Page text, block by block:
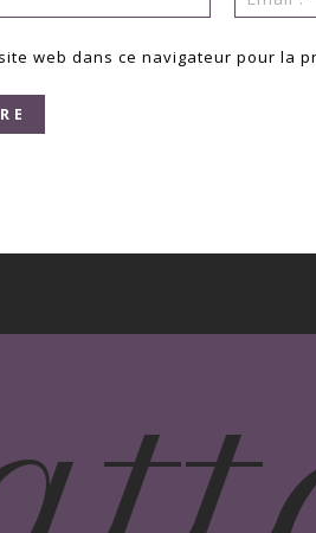
:*
web dans ce navigateur pour la